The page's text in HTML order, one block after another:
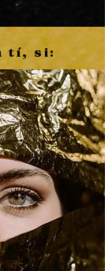
tí, si: